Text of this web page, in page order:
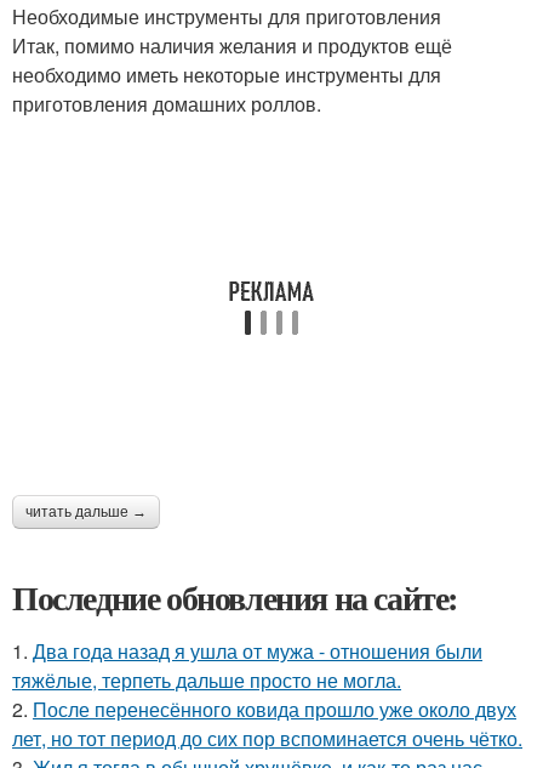
Необходимые инструменты для приготовления
Итак, помимо наличия желания и продуктов ещё
необходимо иметь некоторые инструменты для
приготовления домашних роллов.
читать дальше →
Последние обновления на сайте:
1. Два года назад я ушла от мужа - отношения были
тяжёлые, терпеть дальше просто не могла.
2. После перенесённого ковида прошло уже около двух
лет, но тот период до сих пор вспоминается очень чётко.